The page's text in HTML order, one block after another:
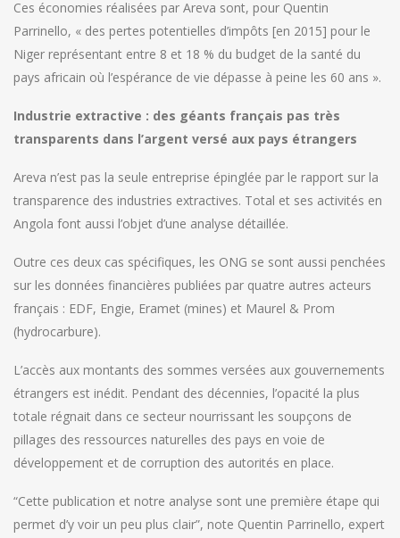
Ces économies réalisées par Areva sont, pour Quentin
Parrinello, « des pertes potentielles d’impôts [en 2015] pour le
Niger représentant entre 8 et 18 % du budget de la santé du
pays africain où l’espérance de vie dépasse à peine les 60 ans ».
Industrie extractive : des géants français pas très
transparents dans l’argent versé aux pays étrangers
Areva n’est pas la seule entreprise épinglée par le rapport sur la
transparence des industries extractives. Total et ses activités en
Angola font aussi l’objet d’une analyse détaillée.
Outre ces deux cas spécifiques, les ONG se sont aussi penchées
sur les données financières publiées par quatre autres acteurs
français : EDF, Engie, Eramet (mines) et Maurel & Prom
(hydrocarbure).
L’accès aux montants des sommes versées aux gouvernements
étrangers est inédit. Pendant des décennies, l’opacité la plus
totale régnait dans ce secteur nourrissant les soupçons de
pillages des ressources naturelles des pays en voie de
développement et de corruption des autorités en place.
“Cette publication et notre analyse sont une première étape qui
permet d’y voir un peu plus clair”, note Quentin Parrinello, expert